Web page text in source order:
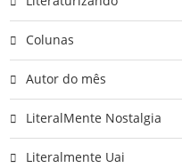
Colunas
Autor do mês
LiteralMente Nostalgia
Literalmente Uai